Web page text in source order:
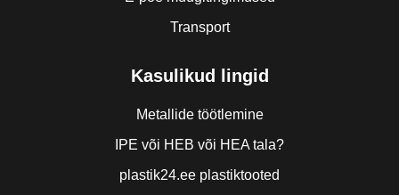
Transport
Kasulikud lingid
Metallide töötlemine
IPE või HEB või HEA tala?
plastik24.ee plastiktooted